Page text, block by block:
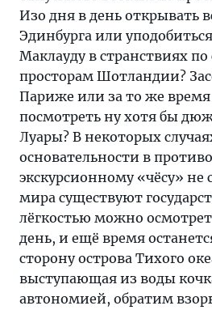
Изо дня в день открывать
Эдинбурга или
Маклауду в странствиях
просторам Шотландии?
Париже или за то же время
посмотреть ну хотя бы
Луары? В некоторых
основательности в
экскурсионному «чёсу» не
мира существуют
лёгкостью можно
день, и ещё время
сторону острова Тихого
выступающая из воды
автономией, обратим